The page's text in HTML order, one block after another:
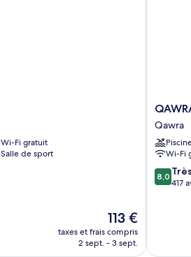
Wi-Fi gratuit
Salle de sport
Le
nouveau
prix
113 €
taxes et frais compris
2 sept. - 3 sept.
QAWRA
Palace
Resort
&
SPA
Qawra
Qawra
Wi-Fi
8.0
sur
8,0
417